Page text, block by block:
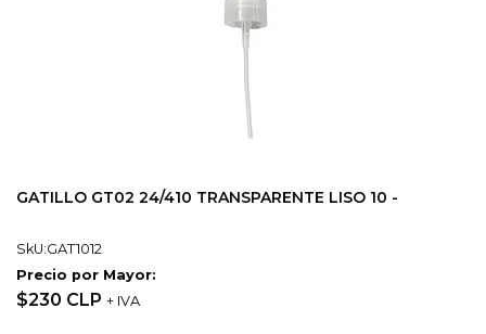
GATILLO GT02 24/410 TRANSPARENTE LISO 10 -
SkU:GAT1012
Precio por Mayor:
$230 CLP + IVA